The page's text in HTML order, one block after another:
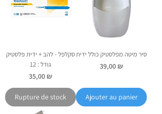
סקלפל - להב + ידית פלסטיק
גודל : 12
Prix
35,00 ₪
Rupture de stock
סיר מיטה מפלסטיק כולל ידית
Prix
39,00 ₪
Ajouter au panier